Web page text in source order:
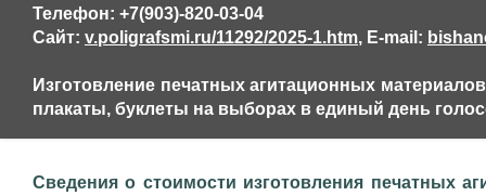
Телефон: +7(903)-820-03-04
Сайт: v.poligrafsmi.ru/11292/2025-1.htm, E-mail:
Изготовление печатных агитационных
плакаты, буклеты на выборах в единый день
Сведения о стоимости изготовления печатных